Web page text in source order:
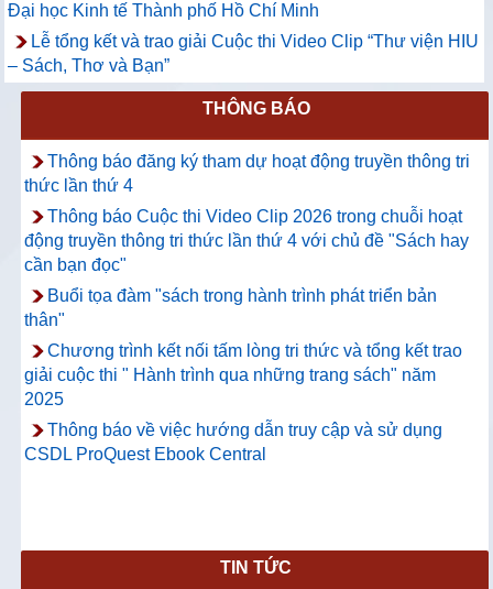
Đại học Kinh tế Thành phố Hồ Chí Minh
Lễ tổng kết và trao giải Cuộc thi Video Clip “Thư viện HIU
– Sách, Thơ và Bạn”
THÔNG BÁO
Thông báo đăng ký tham dự hoạt động truyền thông tri
thức lần thứ 4
Thông báo Cuộc thi Video Clip 2026 trong chuỗi hoạt
động truyền thông tri thức lần thứ 4 với chủ đề "Sách hay
cần bạn đọc"
Buổi tọa đàm "sách trong hành trình phát triển bản
thân"
Chương trình kết nối tấm lòng tri thức và tổng kết trao
giải cuộc thi " Hành trình qua những trang sách" năm
2025
Thông báo về việc hướng dẫn truy cập và sử dụng
CSDL ProQuest Ebook Central
TIN TỨC